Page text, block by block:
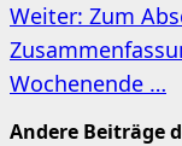
Weiter: Zum
Wochenende …
Andere Beiträge